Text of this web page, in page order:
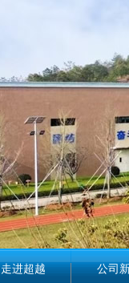
走进超越 公司